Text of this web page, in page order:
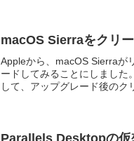
macOS Sierraをクリ
Appleから、macOS Sierraが
ードしてみることにしました
して、アップグレード後の